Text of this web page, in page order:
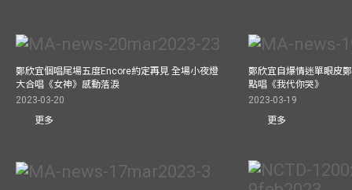
鄭欣宜個唱尾場五度Encore約定再見 全場小夜燈
大合唱《女神》感動落淚
2023-03-20
更多
鄭欣宜自爆情迷單眼皮
點唱《我代你哭》
2023-03-19
更多